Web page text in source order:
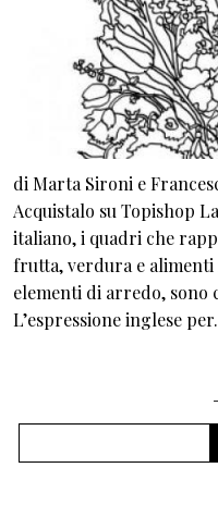
di Marta Sironi e
Acquistalo su Topishop
italiano, i quadri che
frutta, verdura e
elementi di arredo, sono
L’espressione inglese